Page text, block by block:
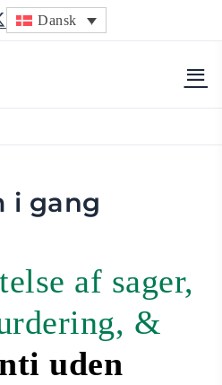
Dansk
i gang
af sager,
&
uden